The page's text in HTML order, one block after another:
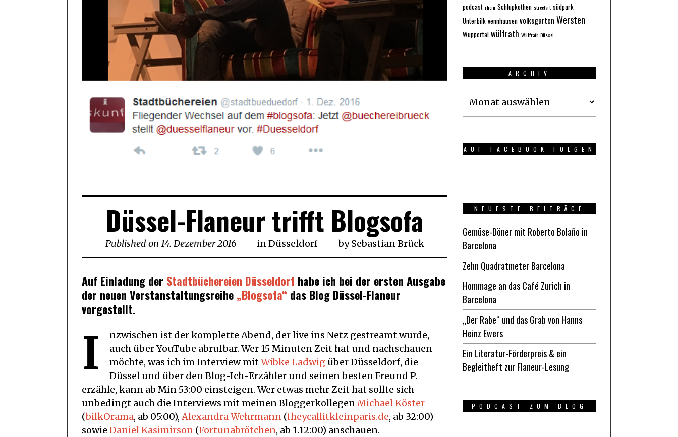
Düssel-Flaneur trifft Blogsofa
Published on 14. Dezember 201614.
November
inDüsseldorf bySebastian Brück
Auf Einladung der Stadtbüchereien Düsseldorf habe ich bei der ersten Ausgabe
der neuen Verstanstaltungsreihe „Blogsofa“ das Blog Düssel-Flaneur
vorgestellt.
I
nzwischen ist der komplette Abend, der live ins Netz gestreamt wurde,
auch über YouTube abrufbar. Wer 15 Minuten Zeit hat und nachschauen
möchte, was ich im Interview mitWibke Ladwig über Düsseldorf, die
Düssel und über den Blog-Ich-Erzähler und seinen besten Freund P.
erzähle, kann ab Min 53:00 einsteigen. Wer etwas mehr Zeit hat sollte sich
unbedingt auch die Interviews mit meinen BloggerkollegenMichael Köster
(bilkOrama, ab 05:00), Alexandra Wehrmann (theycallitkleinparis.de, ab 32:00)
sowie Daniel Kasimirson (Fortunabrötchen, ab 1.12:00) anschauen.
podcast rhein Schlupkothen streetart südpark
Unterbilk vennhausen volksgarten Wersten
Wuppertal wülfrath Wülfrath-Düssel
ARCHIV
AUF FACEBOOK FOLGEN
NEUESTE BEITRÄGE
Gemüse-Döner mit Roberto Bolaño in
Barcelona
Zehn Quadratmeter Barcelona
Hommage an das Café Zurich in
Barcelona
„Der Rabe“ und das Grab von Hanns
Heinz Ewers
Ein Literatur-Förderpreis & ein
Begleitheft zur Flaneur-Lesung
PODCAST ZUM BLOG